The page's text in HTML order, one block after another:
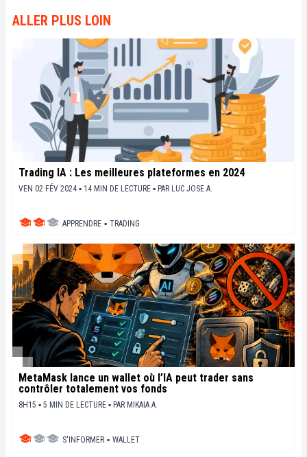
ALLER PLUS LOIN
Trading IA : Les meilleures plateformes en 2024
VEN 02 FÉV 2024 ▪ 14 MIN DE LECTURE ▪ PAR LUC JOSE A.
APPRENDRE ▪ TRADING
MetaMask lance un wallet où l’IA peut trader sans
contrôler totalement vos fonds
8H15 ▪ 5 MIN DE LECTURE ▪ PAR MIKAIA A.
S'INFORMER ▪ WALLET